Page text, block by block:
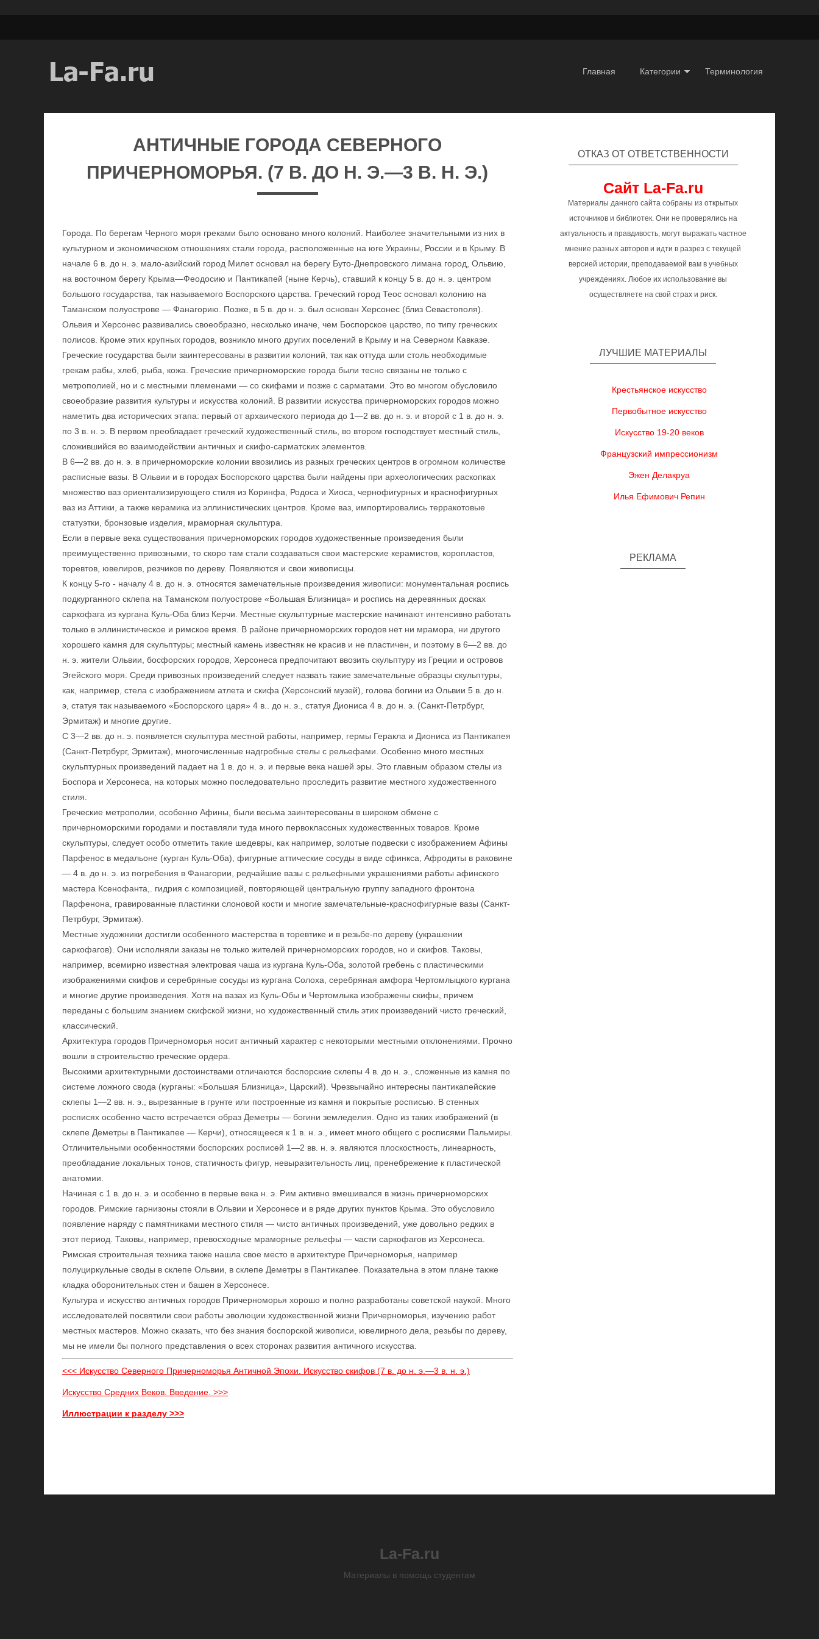
Главная Категории Терминология
АНТИЧНЫЕ ГОРОДА СЕВЕРНОГО
ПРИЧЕРНОМОРЬЯ. (7 В. ДО Н. Э.—3 В. Н. Э.)
Города. По берегам Черного моря греками было основано много колоний. Наиболее значительными из них в
культурном и экономическом отношениях стали города, расположенные на юге Украины, России и в Крыму. В
начале 6 в. до н. э. мало-азийский город Милет основал на берегу Буто-Днепровского лимана город, Ольвию,
на восточном берегу Крыма—Феодосию и Пантикапей (ныне Керчь), ставший к концу 5 в. до н. э. центром
большого государства, так называемого Боспорского царства. Греческий город Теос основал колонию на
Таманском полуострове — Фанагорию. Позже, в 5 в. до н. э. был основан Херсонес (близ Севастополя).
Ольвия и Херсонес развивались своеобразно, несколько иначе, чем Боспорское царство, по типу греческих
полисов. Кроме этих крупных городов, возникло много других поселений в Крыму и на Северном Кавказе.
Греческие государства были заинтересованы в развитии колоний, так как оттуда шли столь необходимые
грекам рабы, хлеб, рыба, кожа. Греческие причерноморские города были тесно связаны не только с
метрополией, но и с местными племенами — со скифами и позже с сарматами. Это во многом обусловило
своеобразие развития культуры и искусства колоний. В развитии искусства причерноморских городов можно
наметить два исторических этапа: первый от архаического периода до 1—2 вв. до н. э. и второй с 1 в. до н. э.
по 3 в. н. э. В первом преобладает греческий художественный стиль, во втором господствует местный стиль,
сложившийся во взаимодействии античных и скифо-сарматских элементов.
В 6—2 вв. до н. э. в причерноморские колонии ввозились из разных греческих центров в огромном количестве
расписные вазы. В Ольвии и в городах Боспорского царства были найдены при археологических раскопках
множество ваз ориентализирующего стиля из Коринфа, Родоса и Хиоса, чернофигурных и краснофигурных
ваз из Аттики, а также керамика из эллинистических центров. Кроме ваз, импортировались терракотовые
статуэтки, бронзовые изделия, мраморная скульптура.
Если в первые века существования причерноморских городов художественные произведения были
преимущественно привозными, то скоро там стали создаваться свои мастерские керамистов, коропластов,
торевтов, ювелиров, резчиков по дереву. Появляются и свои живописцы.
К концу 5-го - началу 4 в. до н. э. относятся замечательные произведения живописи: монументальная роспись
подкурганного склепа на Таманском полуострове «Большая Близница» и роспись на деревянных досках
саркофага из кургана Куль-Оба близ Керчи. Местные скульптурные мастерские начинают интенсивно работать
только в эллинистическое и римское время. В районе причерноморских городов нет ни мрамора, ни другого
хорошего камня для скульптуры; местный камень известняк не красив и не пластичен, и поэтому в 6—2 вв. до
н. э. жители Ольвии, босфорских городов, Херсонеса предпочитают ввозить скульптуру из Греции и островов
Эгейского моря. Среди привозных произведений следует назвать такие замечательные образцы скульптуры,
как, например, стела с изображением атлета и скифа (Херсонский музей), голова богини из Ольвии 5 в. до н.
э, статуя так называемого «Боспорского царя» 4 в.. до н. э., статуя Диониса 4 в. до н. э. (Санкт-Петрбург,
Эрмитаж) и многие другие.
С 3—2 вв. до н. э. появляется скульптура местной работы, например, гермы Геракла и Диониса из Пантикапея
(Санкт-Петрбург, Эрмитаж), многочисленные надгробные стелы с рельефами. Особенно много местных
скульптурных произведений падает на 1 в. до н. э. и первые века нашей эры. Это главным образом стелы из
Боспора и Херсонеса, на которых можно последовательно проследить развитие местного художественного
стиля.
Греческие метрополии, особенно Афины, были весьма заинтересованы в широком обмене с
причерноморскими городами и поставляли туда много первоклассных художественных товаров. Кроме
скульптуры, следует особо отметить такие шедевры, как например, золотые подвески с изображением Афины
Парфенос в медальоне (курган Куль-Оба), фигурные аттические сосуды в виде сфинкса, Афродиты в раковине
— 4 в. до н. э. из погребения в Фанагории, редчайшие вазы с рельефными украшениями работы афинского
мастера Ксенофанта,. гидрия с композицией, повторяющей центральную группу западного фронтона
Парфенона, гравированные пластинки слоновой кости и многие замечательные-краснофигурные вазы (Санкт-
Петрбург, Эрмитаж).
Местные художники достигли особенного мастерства в торевтике и в резьбе-по дереву (украшении
саркофагов). Они исполняли заказы не только жителей причерноморских городов, но и скифов. Таковы,
например, всемирно известная электровая чаша из кургана Куль-Оба, золотой гребень с пластическими
изображениями скифов и серебряные сосуды из кургана Солоха, серебряная амфора Чертомлыцкого кургана
и многие другие произведения. Хотя на вазах из Куль-Обы и Чертомлыка изображены скифы, причем
переданы с большим знанием скифской жизни, но художественный стиль этих произведений чисто греческий,
классический.
Архитектура городов Причерноморья носит античный характер с некоторыми местными отклонениями. Прочно
вошли в строительство греческие ордера.
Высокими архитектурными достоинствами отличаются боспорские склепы 4 в. до н. э., сложенные из камня по
системе ложного свода (курганы: «Большая Близница», Царский). Чрезвычайно интересны пантикапейские
склепы 1—2 вв. н. э., вырезанные в грунте или построенные из камня и покрытые росписью. В стенных
росписях особенно часто встречается образ Деметры — богини земледелия. Одно из таких изображений (в
склепе Деметры в Пантикапее — Керчи), относящееся к 1 в. н. э., имеет много общего с росписями Пальмиры.
Отличительными особенностями боспорских росписей 1—2 вв. н. э. являются плоскостность, линеарность,
преобладание локальных тонов, статичность фигур, невыразительность лиц, пренебрежение к пластической
анатомии.
Начиная с 1 в. до н. э. и особенно в первые века н. э. Рим активно вмешивался в жизнь причерноморских
городов. Римские гарнизоны стояли в Ольвии и Херсонесе и в ряде других пунктов Крыма. Это обусловило
появление наряду с памятниками местного стиля — чисто античных произведений, уже довольно редких в
этот период. Таковы, например, превосходные мраморные рельефы — части саркофагов из Херсонеса.
Римская строительная техника также нашла свое место в архитектуре Причерноморья, например
полуциркульные своды в склепе Ольвии, в склепе Деметры в Пантикапее. Показательна в этом плане также
кладка оборонительных стен и башен в Херсонесе.
Культура и искусство античных городов Причерноморья хорошо и полно разработаны советской наукой. Много
исследователей посвятили свои работы эволюции художественной жизни Причерноморья, изучению работ
местных мастеров. Можно сказать, что без знания боспорской живописи, ювелирного дела, резьбы по дереву,
мы не имели бы полного представления о всех сторонах развития античного искусства.
<<< Искусство Северного Причерноморья Античной Эпохи. Искусство скифов (7 в. до н. э.—3 в. н. э.)
Искусство Средних Веков. Введение. >>>
Иллюстрации к разделу >>>
ОТКАЗ ОТ ОТВЕТСТВЕННОСТИ
Сайт La-Fa.ru
Материалы данного сайта собраны из открытых
источников и библиотек. Они не проверялись на
актуальность и правдивость, могут выражать частное
мнение разных авторов и идти в разрез с текущей
версией истории, преподаваемой вам в учебных
учреждениях. Любое их использование вы
осуществляете на свой страх и риск.
ЛУЧШИЕ МАТЕРИАЛЫ
Крестьянское искусство
Первобытное искусство
Искусство 19-20 веков
Французский импрессионизм
Эжен Делакруа
Илья Ефимович Репин
РЕКЛАМА
La-Fa.ru
Материалы в помощь студентам